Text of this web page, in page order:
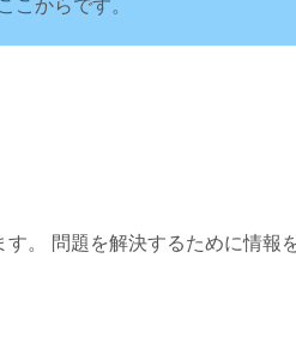
こからです。
。 問題を解決するために情報